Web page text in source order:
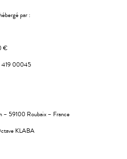
par :
€
419 00045
– 59100 Roubaix – France
KLABA